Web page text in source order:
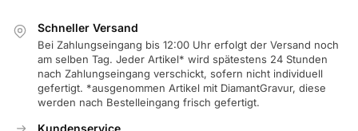
Schneller Versand
Bei Zahlungseingang bis 12:00 Uhr erfolgt der Versand noch
am selben Tag. Jeder Artikel* wird spätestens 24 Stunden
nach Zahlungseingang verschickt, sofern nicht individuell
gefertigt. *ausgenommen Artikel mit DiamantGravur, diese
werden nach Bestelleingang frisch gefertigt.
Kundenservice